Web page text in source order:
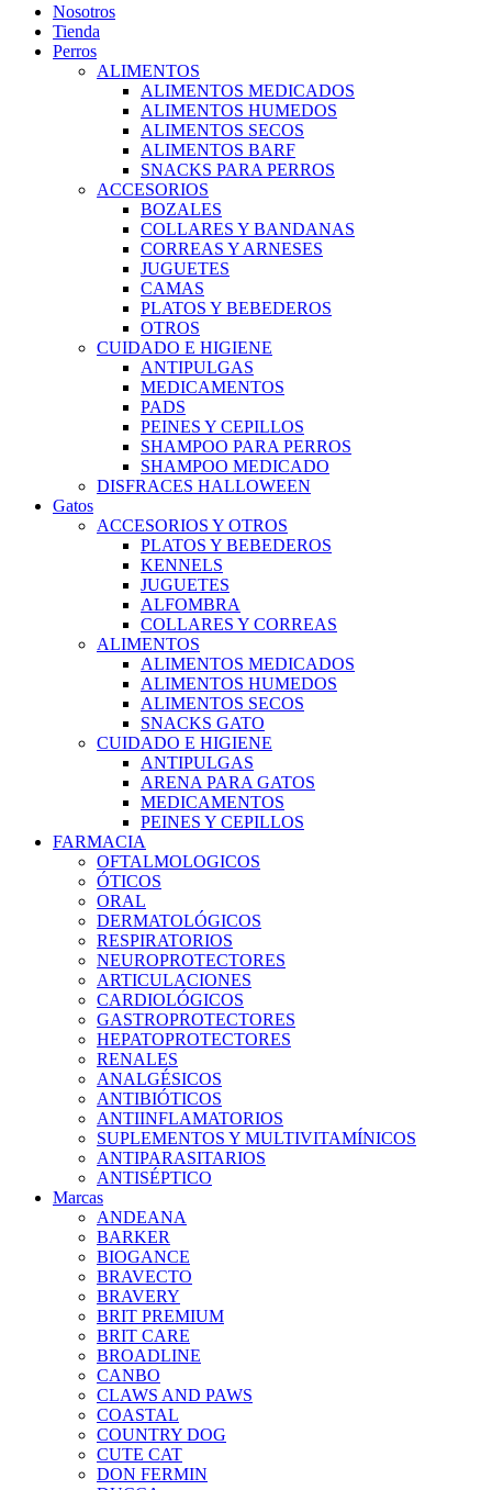
Nosotros
Tienda
Perros
ALIMENTOS
ALIMENTOS MEDICADOS
ALIMENTOS HUMEDOS
ALIMENTOS SECOS
ALIMENTOS BARF
SNACKS PARA PERROS
ACCESORIOS
BOZALES
COLLARES Y BANDANAS
CORREAS Y ARNESES
JUGUETES
CAMAS
PLATOS Y BEBEDEROS
OTROS
CUIDADO E HIGIENE
ANTIPULGAS
MEDICAMENTOS
PADS
PEINES Y CEPILLOS
SHAMPOO PARA PERROS
SHAMPOO MEDICADO
DISFRACES HALLOWEEN
Gatos
ACCESORIOS Y OTROS
PLATOS Y BEBEDEROS
KENNELS
JUGUETES
ALFOMBRA
COLLARES Y CORREAS
ALIMENTOS
ALIMENTOS MEDICADOS
ALIMENTOS HUMEDOS
ALIMENTOS SECOS
SNACKS GATO
CUIDADO E HIGIENE
ANTIPULGAS
ARENA PARA GATOS
MEDICAMENTOS
PEINES Y CEPILLOS
FARMACIA
OFTALMOLOGICOS
ÓTICOS
ORAL
DERMATOLÓGICOS
RESPIRATORIOS
NEUROPROTECTORES
ARTICULACIONES
CARDIOLÓGICOS
GASTROPROTECTORES
HEPATOPROTECTORES
RENALES
ANALGÉSICOS
ANTIBIÓTICOS
ANTIINFLAMATORIOS
SUPLEMENTOS Y MULTIVITAMÍNICOS
ANTIPARASITARIOS
ANTISÉPTICO
Marcas
ANDEANA
BARKER
BIOGANCE
BRAVECTO
BRAVERY
BRIT PREMIUM
BRIT CARE
BROADLINE
CANBO
CLAWS AND PAWS
COASTAL
COUNTRY DOG
CUTE CAT
DON FERMIN